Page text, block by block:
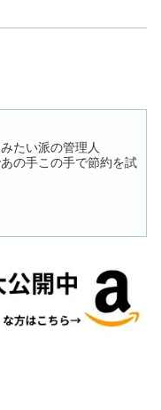
たい派の管理人
の手この手で節約を試